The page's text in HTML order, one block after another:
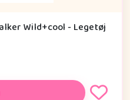
Wild+cool - Legetøj